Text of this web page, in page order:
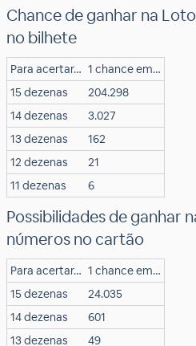
Chance de ganhar na
no bilhete
Para acertar… 1 chance em…
15 dezenas
204.298
14 dezenas
3.027
13 dezenas
162
12 dezenas
21
11 dezenas
6
Possibilidades de ganhar
números no cartão
Para acertar… 1 chance em…
15 dezenas
24.035
14 dezenas
601
13 dezenas
49